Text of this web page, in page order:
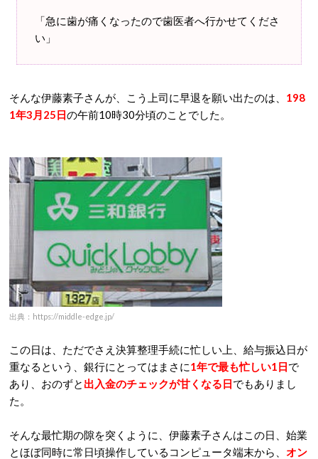
「急に歯が痛くなったので歯医者へ行かせてくださ
い」
そんな伊藤素子さんが、こう上司に早退を願い出たのは、 198
1年3月25日の午前10時30分頃のことでした。
出典：https://middle-edge.jp/
この日は、ただでさえ決算整理手続に忙しい上、給与振込日が
重なるという、銀行にとってはまさに1年で最も忙しい1日で
あり、おのずと 出入金のチェックが甘くなる日でもありまし
た。
そんな最忙期の隙を突くように、伊藤素子さんはこの日、始業
とほぼ同時に常日頃操作しているコンピュータ端末から、 オン